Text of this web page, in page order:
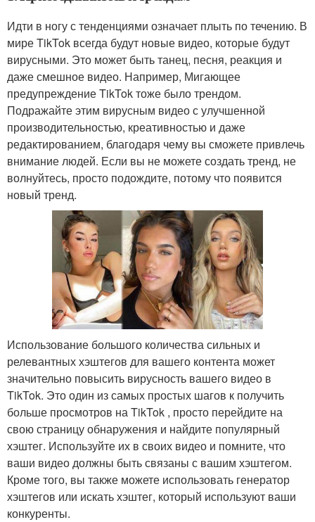
Идти в ногу с тенденциями означает плыть по течению. В
мире TikTok всегда будут новые видео, которые будут
вирусными. Это может быть танец, песня, реакция и
даже смешное видео. Например, Мигающее
предупреждение TikTok тоже было трендом.
Подражайте этим вирусным видео с улучшенной
производительностью, креативностью и даже
редактированием, благодаря чему вы сможете привлечь
внимание людей. Если вы не можете создать тренд, не
волнуйтесь, просто подождите, потому что появится
новый тренд.
Использование большого количества сильных и
релевантных хэштегов для вашего контента может
значительно повысить вирусность вашего видео в
TikTok. Это один из самых простых шагов к получить
больше просмотров на TikTok , просто перейдите на
свою страницу обнаружения и найдите популярный
хэштег. Используйте их в своих видео и помните, что
ваши видео должны быть связаны с вашим хэштегом.
Кроме того, вы также можете использовать генератор
хэштегов или искать хэштег, который используют ваши
конкуренты.